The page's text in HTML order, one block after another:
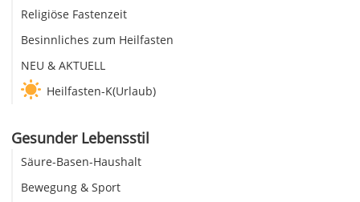
Religiöse Fastenzeit
Besinnliches zum Heilfasten
NEU & AKTUELL
Heilfasten-K(Urlaub)
Gesunder Lebensstil
Säure-Basen-Haushalt
Bewegung & Sport